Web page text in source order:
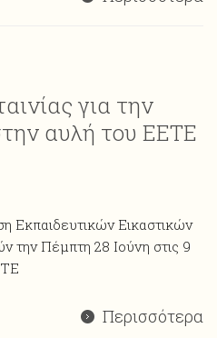
για την
αυλή του ΕΕΤΕ
Εκπαιδευτικών Εικαστικών
Πέμπτη 28 Ιούνη στις 9
Περισσότερα